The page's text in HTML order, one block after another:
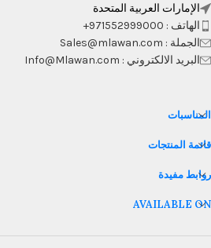
الإمارات العربية المتحدة
الهاتف : 971552999000+
الجملة : Sales@mlawan.com
البريد الالكتروني : Info@Mlawan.com
المناسبات
قائمة المنتجات
روابط مفيدة
AVAILABLE ON